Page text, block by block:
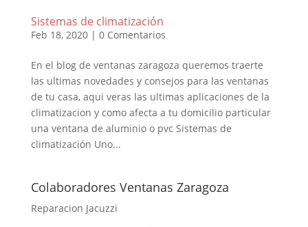
Sistemas de climatización
Feb 18, 2020| 0 Comentarios
En el blog de ventanas zaragoza queremos traerte
las ultimas novedades y consejos para las ventanas
de tu casa, aqui veras las ultimas aplicaciones de la
climatizacion y como afecta a tu domicilio particular
una ventana de aluminio o pvc Sistemas de
climatización Uno...
Colaboradores Ventanas Zaragoza
Reparacion Jacuzzi